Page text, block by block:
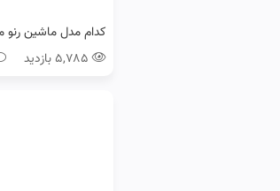
۵,۷۸۵ بازدید